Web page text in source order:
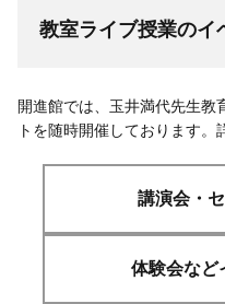
教室ライブ授業のイ
開進館では、玉井満代先生教
トを随時開催しております。
講演会・
体験会な